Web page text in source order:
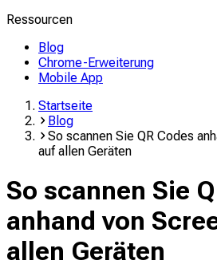
Ressourcen
Blog
Chrome-Erweiterung
Mobile App
Startseite
Blog
So scannen Sie QR Codes
auf allen Geräten
So scannen Sie
anhand von
allen Geräten